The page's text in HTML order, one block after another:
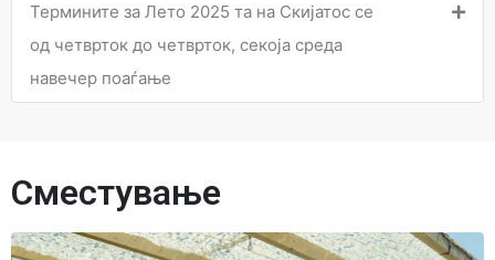
Термините за Лето 2025 та на Скијатос се
од четврток до четврток, секоја среда
навечер поаѓање
Сместување